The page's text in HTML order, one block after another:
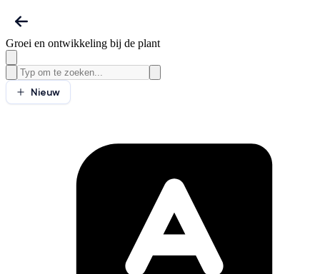
Groei en ontwikkeling bij de plant
Nieuw